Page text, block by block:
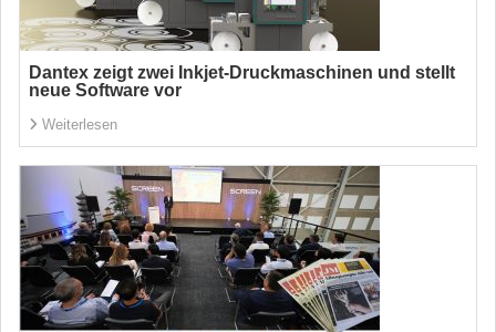
Dantex zeigt zwei Inkjet-Druckmaschinen und stellt
neue Software vor
Weiterlesen